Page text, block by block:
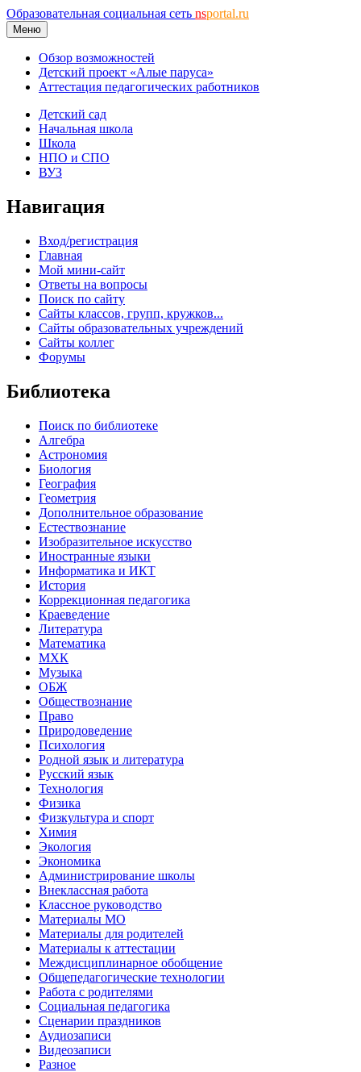
Образовательная социальная сеть nsportal.ru
Меню
Обзор возможностей
Детский проект «Алые паруса»
Аттестация педагогических работников
Детский сад
Начальная школа
Школа
НПО и СПО
ВУЗ
Навигация
Вход/регистрация
Главная
Мой мини-сайт
Ответы на вопросы
Поиск по сайту
Сайты классов, групп, кружков...
Сайты образовательных учреждений
Сайты коллег
Форумы
Библиотека
Поиск по библиотеке
Алгебра
Астрономия
Биология
География
Геометрия
Дополнительное образование
Естествознание
Изобразительное искусство
Иностранные языки
Информатика и ИКТ
История
Коррекционная педагогика
Краеведение
Литература
Математика
МХК
Музыка
ОБЖ
Обществознание
Право
Природоведение
Психология
Родной язык и литература
Русский язык
Технология
Физика
Физкультура и спорт
Химия
Экология
Экономика
Администрирование школы
Внеклассная работа
Классное руководство
Материалы МО
Материалы для родителей
Материалы к аттестации
Междисциплинарное обобщение
Общепедагогические технологии
Работа с родителями
Социальная педагогика
Сценарии праздников
Аудиозаписи
Видеозаписи
Разное